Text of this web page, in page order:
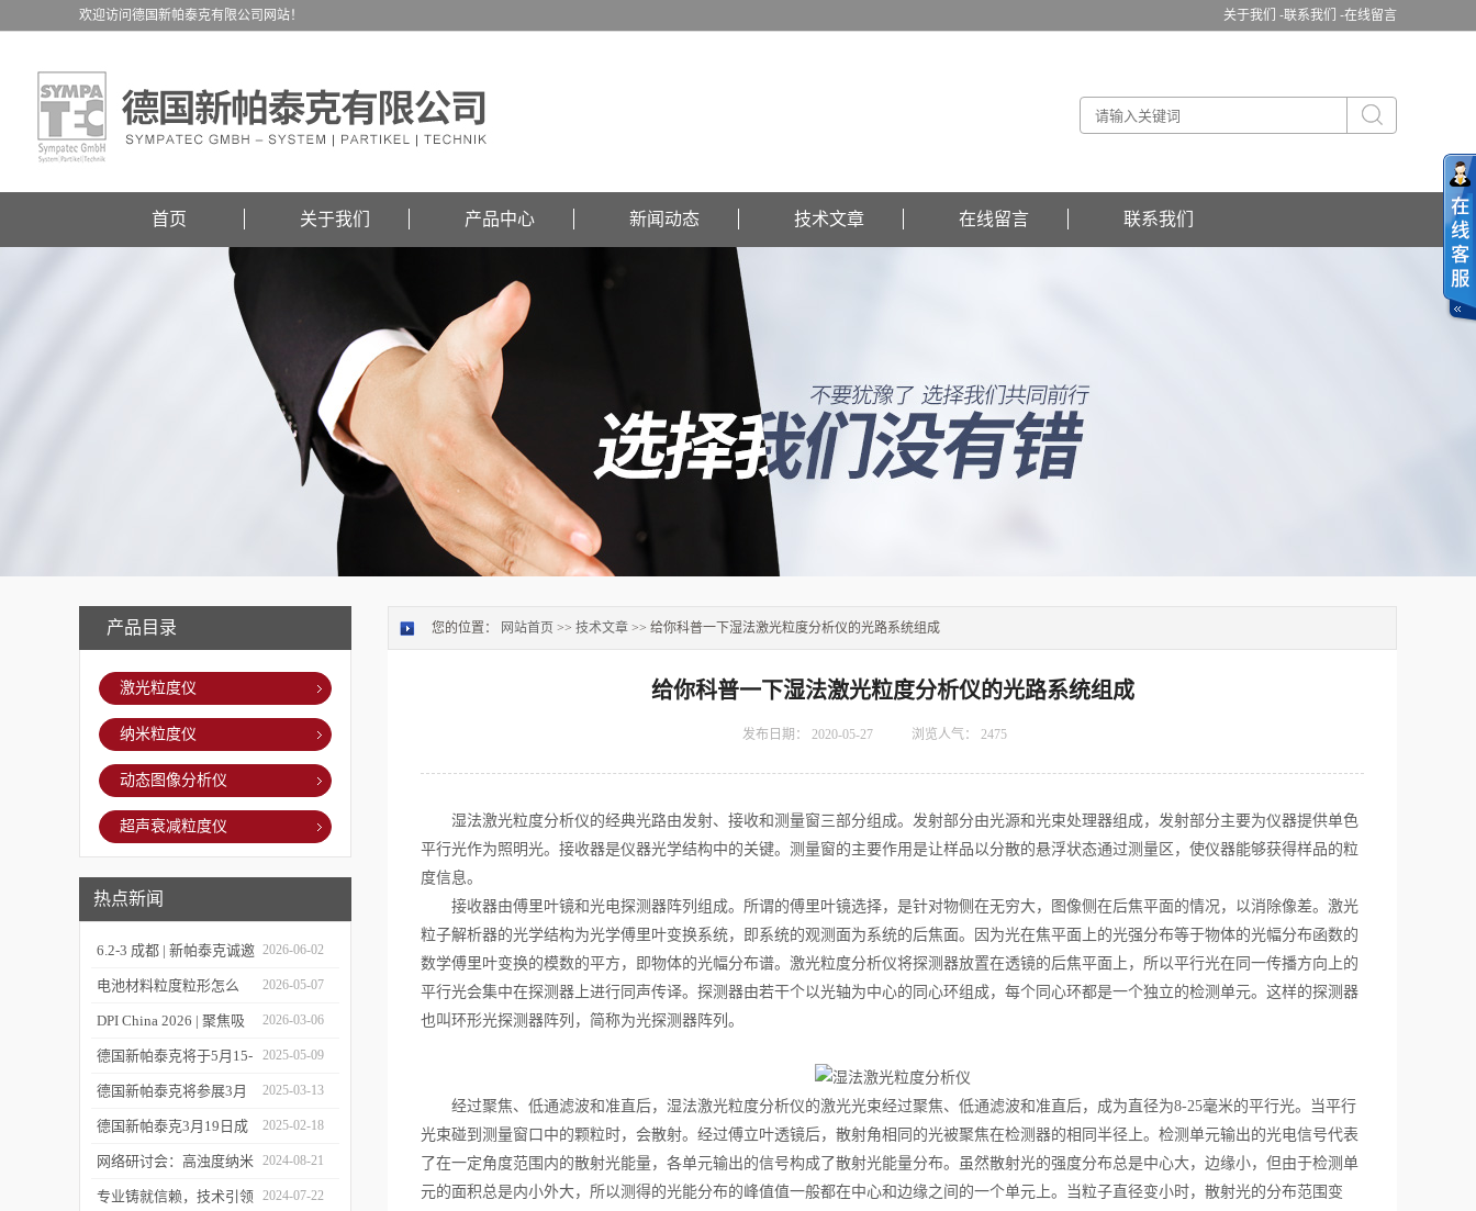
关于我们 -联系我们 -在线留言
欢迎访问德国新帕泰克有限公司网站！
首页 关于我们 产品中心 新闻动态 技术文章 在线留言 联系我们
产品目录
激光粒度仪
纳米粒度仪
动态图像分析仪
超声衰减粒度仪
热点新闻
6.2-3 成都 | 新帕泰克诚邀
您相约CPI西南制药工业
大会
2026-06-02
电池材料粒度粒形怎么
测？德国新帕泰克邀您共
赴CIBF2026
2026-05-07
DPI China 2026 | 聚焦吸
入制剂前沿，共探技术创
新之路
2026-03-06
德国新帕泰克将于5月15-
17日参加深圳CIBF电池
展
2025-05-09
德国新帕泰克将参展3月
20-21日成都CPI制药工业
大会
2025-03-13
德国新帕泰克3月19日成
都粒度与粒形分析研讨会
诚邀参与
2025-02-18
网络研讨会：高浊度纳米
颗粒分散体系中的粒度分
2024-08-21
专业铸就信赖，技术引领 2024-07-22
您的位置： 网站首页 >> 技术文章 >> 给你科普一下湿法激光粒度分析仪的光路系统组成
给你科普一下湿法激光粒度分析仪的光路系统组成
发布日期： 2020-05-27 浏览人气： 2475
湿法激光粒度分析仪的经典光路由发射、接收和测量窗三部分组成。发射部分由光源和光束处理器组成，发射部分主要为仪器提供单色
平行光作为照明光。接收器是仪器光学结构中的关键。测量窗的主要作用是让样品以分散的悬浮状态通过测量区，使仪器能够获得样品的粒
度信息。
接收器由傅里叶镜和光电探测器阵列组成。所谓的傅里叶镜选择，是针对物侧在无穷大，图像侧在后焦平面的情况，以消除像差。激光
粒子解析器的光学结构为光学傅里叶变换系统，即系统的观测面为系统的后焦面。因为光在焦平面上的光强分布等于物体的光幅分布函数的
数学傅里叶变换的模数的平方，即物体的光幅分布谱。激光粒度分析仪将探测器放置在透镜的后焦平面上，所以平行光在同一传播方向上的
平行光会集中在探测器上进行同声传译。探测器由若干个以光轴为中心的同心环组成，每个同心环都是一个独立的检测单元。这样的探测器
也叫环形光探测器阵列，简称为光探测器阵列。
经过聚焦、低通滤波和准直后，湿法激光粒度分析仪的激光光束经过聚焦、低通滤波和准直后，成为直径为8-25毫米的平行光。当平行
光束碰到测量窗口中的颗粒时，会散射。经过傅立叶透镜后，散射角相同的光被聚焦在检测器的相同半径上。检测单元输出的光电信号代表
了在一定角度范围内的散射光能量，各单元输出的信号构成了散射光能量分布。虽然散射光的强度分布总是中心大，边缘小，但由于检测单
元的面积总是内小外大，所以测得的光能分布的峰值值一般都在中心和边缘之间的一个单元上。当粒子直径变小时，散射光的分布范围变